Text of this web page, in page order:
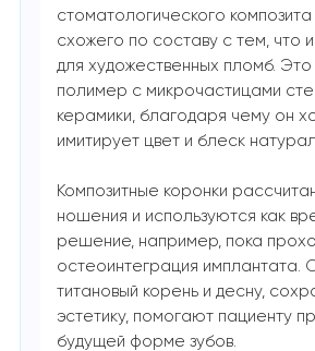
стоматологического
схожего по составу с тем, что
для художественных пломб. Это
полимер с микрочастицами
керамики, благодаря чему он
имитирует цвет и блеск
Композитные коронки
ношения и используются как
решение, например, пока
остеоинтеграция имплантата.
титановый корень и десну,
эстетику, помогают пациенту
будущей форме зубов.